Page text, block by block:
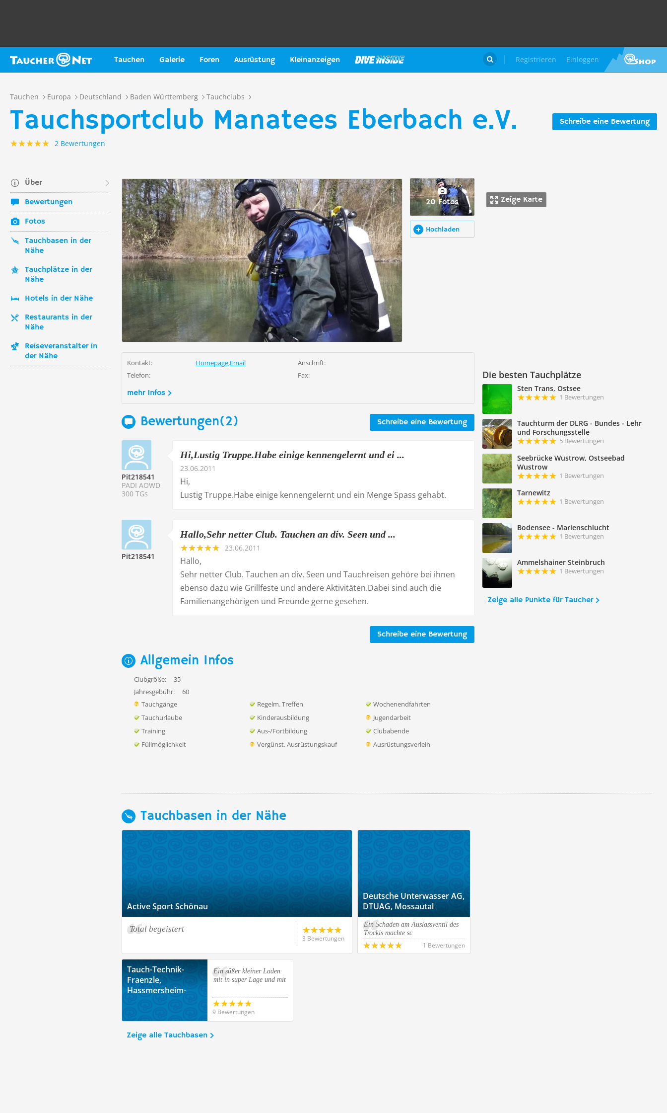
Tauchen Galerie Foren Ausrüstung Kleinanzeigen Registrieren Einloggen

Tauchen Europa Deutschland Baden Württemberg Tauchclubs
Schreibe eine Bewertung
Tauchsportclub Manatees Eberbach e.V.
2 Bewertungen
Über
Bewertungen
Fotos
Tauchbasen in der
Nähe
Tauchplätze in der
Nähe
Hotels in der Nähe
Restaurants in der
Nähe
Reiseveranstalter in
der Nähe
Zeige Karte
Die besten Tauchplätze
Sten Trans, Ostsee
1 Bewertungen
Tauchturm der DLRG - Bundes - Lehr
und Forschungsstelle
5 Bewertungen
Seebrücke Wustrow, Ostseebad
Wustrow
1 Bewertungen
Tarnewitz
1 Bewertungen
Bodensee - Marienschlucht
1 Bewertungen
Ammelshainer Steinbruch
1 Bewertungen
Zeige alle Punkte für Taucher
20 Fotos
Hochladen
Kontakt: Homepage,Email
Anschrift:
Telefon:
Fax:
mehr Infos
Schreibe eine Bewertung
Bewertungen(2)
Pit218541
PADI AOWD
300 TGs
Hi,Lustig Truppe.Habe einige kennengelernt und ei ...
23.06.2011
Hi,
Lustig Truppe.Habe einige kennengelernt und ein Menge Spass gehabt.
Pit218541
Hallo,Sehr netter Club. Tauchen an div. Seen und ...
23.06.2011
Hallo,
Sehr netter Club. Tauchen an div. Seen und Tauchreisen gehöre bei ihnen
ebenso dazu wie Grillfeste und andere Aktivitäten.Dabei sind auch die
Familienangehörigen und Freunde gerne gesehen.
Schreibe eine Bewertung
Allgemein Infos
Clubgröße:
35
Jahresgebühr:
60
Tauchgänge
Regelm. Treffen
Wochenendfahrten
Tauchurlaube
Kinderausbildung
Jugendarbeit
Training
Aus-/Fortbildung
Clubabende
Füllmöglichkeit
Vergünst. Ausrüstungskauf Ausrüstungsverleih
Tauchbasen in der Nähe
Active Sport Schönau
Total begeistert
3 Bewertungen
Deutsche Unterwasser AG,
DTUAG, Mossautal
Ein Schaden am Auslassventil des
Trockis machte sc
1 Bewertungen
Tauch-Technik-
Fraenzle,
Hassmersheim-
Ein süßer kleiner Laden
mit in super Lage und mit
9 Bewertungen
Zeige alle Tauchbasen